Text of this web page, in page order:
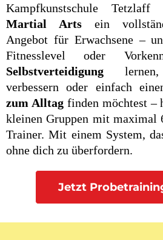
Kampfkunstschule
Martial Arts ein
Angebot für Erwachsene –
Fitnesslevel oder
Selbstverteidigung
verbessern oder einfach
zum Alltagfinden möchtest –
kleinen Gruppen mit maximal
Trainer. Mit einem System,
ohne dich zu überfordern.
Jetzt